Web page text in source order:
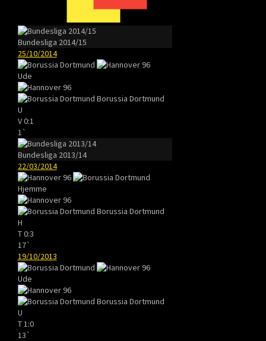
Bundesliga 2014/15
25/10/2014
Ude
Borussia Dortmund
U
V0:1
1`
Bundesliga 2013/14
22/03/2014
Hjemme
Borussia Dortmund
H
T0:3
17`
19/10/2013
Ude
Borussia Dortmund
U
T 1:0
13`